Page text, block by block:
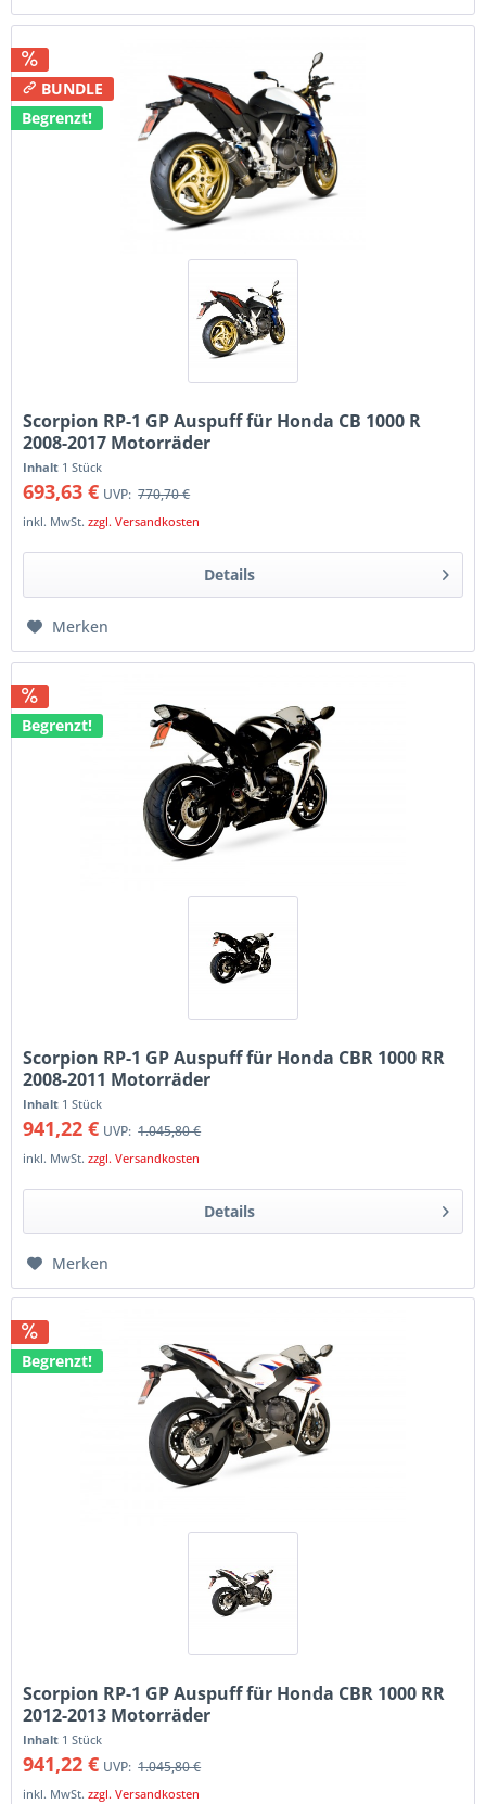
BUNDLE
Begrenzt!
Scorpion RP-1 GP Auspuff für Honda CB 1000 R
2008-2017 Motorräder
Inhalt 1 Stück
693,63 € UVP: 770,70 €
inkl. MwSt.zzgl. Versandkosten
Details
Merken
Begrenzt!
Scorpion RP-1 GP Auspuff für Honda CBR 1000 RR
2008-2011 Motorräder
Inhalt 1 Stück
941,22 € UVP: 1.045,80 €
inkl. MwSt.zzgl. Versandkosten
Details
Merken
Begrenzt!
Scorpion RP-1 GP Auspuff für Honda CBR 1000 RR
2012-2013 Motorräder
Inhalt 1 Stück
941,22 € UVP: 1.045,80 €
inkl. MwSt.zzgl. Versandkosten